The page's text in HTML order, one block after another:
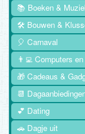
📚 Boeken &
🛠️ Bouwen &
🎈 Carnaval
👨‍💻 Computers
🎁 Cadeaus &
📆
💕 Dating
🚗 Dagje uit